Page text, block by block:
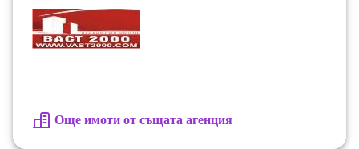
Още имоти от същата агенция